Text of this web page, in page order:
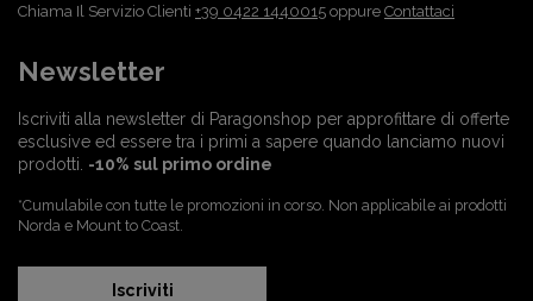
Chiama Il Servizio Clienti +39 0422 1440015 oppure Contattaci
Newsletter
Iscriviti alla newsletter di Paragonshop per approfittare di offerte
esclusive ed essere tra i primi a sapere quando lanciamo nuovi
prodotti. -10% sul primo ordine
*Cumulabile con tutte le promozioni in corso. Non applicabile ai prodotti
Norda e Mount to Coast.
Iscriviti